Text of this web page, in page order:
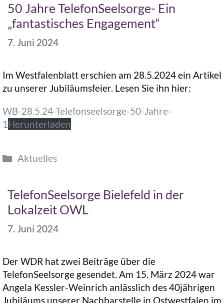
50 Jahre TelefonSeelsorge- Ein
„fantastisches Engagement“
7. Juni 2024
Im Westfalenblatt erschien am 28.5.2024 ein Artikel
zu unserer Jubiläumsfeier. Lesen Sie ihn hier:
WB-28.5.24-Telefonseelsorge-50-Jahre-
1Herunterladen
Aktuelles
TelefonSeelsorge Bielefeld in der
Lokalzeit OWL
7. Juni 2024
Der WDR hat zwei Beiträge über die
TelefonSeelsorge gesendet. Am 15. März 2024 war
Angela Kessler-Weinrich anlässlich des 40jährigen
Jubiläums unserer Nachbarstelle in Ostwestfalen im